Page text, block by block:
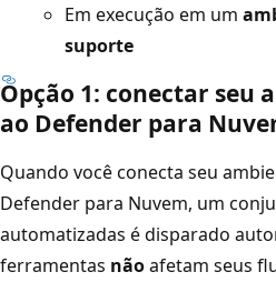
Em execução em um
suporte
Opção 1: conectar seu
ao Defender para
Quando você conecta seu
Defender para Nuvem, um
automatizadas é disparado
ferramentas nãoafetam seus